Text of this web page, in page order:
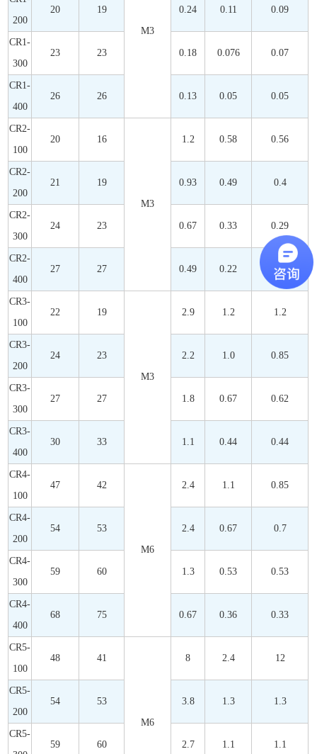
M3
200
20 19 0.24 0.11 0.09
CR1-
300
23 23 0.18 0.076 0.07
CR1-
400
26 26 0.13 0.05 0.05
CR2-
100
20 16
M3
1.2 0.58 0.56
CR2-
200
21 19 0.93 0.49 0.4
CR2-
300
24 23 0.67 0.33 0.29
CR2-
400
27 27 0.49 0.22 0.2
CR3-
100
22 19
M3
2.9 1.2 1.2
CR3-
200
24 23 2.2 1.0 0.85
CR3-
300
27 27 1.8 0.67 0.62
CR3-
400
30 33 1.1 0.44 0.44
CR4-
100
47 42
M6
2.4 1.1 0.85
CR4-
200
54 53 2.4 0.67 0.7
CR4-
300
59 60 1.3 0.53 0.53
CR4-
400
68 75 0.67 0.36 0.33
CR5-
100
48 41
M6
8 2.4 12
CR5-
200
54 53 3.8 1.3 1.3
CR5-
59 60 2.7 1.1 1.1